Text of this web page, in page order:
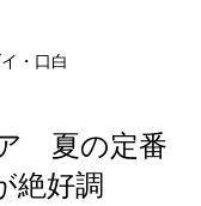
・口白
　夏の定番
絶好調